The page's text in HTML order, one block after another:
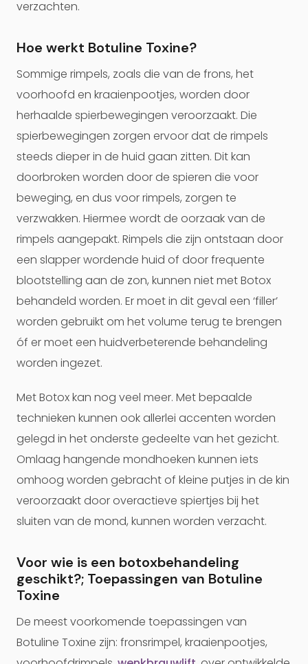
verzachten.
Hoe werkt Botuline Toxine?
Sommige rimpels, zoals die van de frons, het
voorhoofd en kraaienpootjes, worden door
herhaalde spierbewegingen veroorzaakt. Die
spierbewegingen zorgen ervoor dat de rimpels
steeds dieper in de huid gaan zitten. Dit kan
doorbroken worden door de spieren die voor
beweging, en dus voor rimpels, zorgen te
verzwakken. Hiermee wordt de oorzaak van de
rimpels aangepakt. Rimpels die zijn ontstaan door
een slapper wordende huid of door frequente
blootstelling aan de zon, kunnen niet met Botox
behandeld worden. Er moet in dit geval een ‘filler’
worden gebruikt om het volume terug te brengen
óf er moet een huidverbeterende behandeling
worden ingezet.
Met Botox kan nog veel meer. Met bepaalde
technieken kunnen ook allerlei accenten worden
gelegd in het onderste gedeelte van het gezicht.
Omlaag hangende mondhoeken kunnen iets
omhoog worden gebracht of kleine putjes in de kin
veroorzaakt door overactieve spiertjes bij het
sluiten van de mond, kunnen worden verzacht.
Voor wie is een botoxbehandeling
geschikt?; Toepassingen van Botuline
Toxine
De meest voorkomende toepassingen van
Botuline Toxine zijn: fronsrimpel, kraaienpootjes,